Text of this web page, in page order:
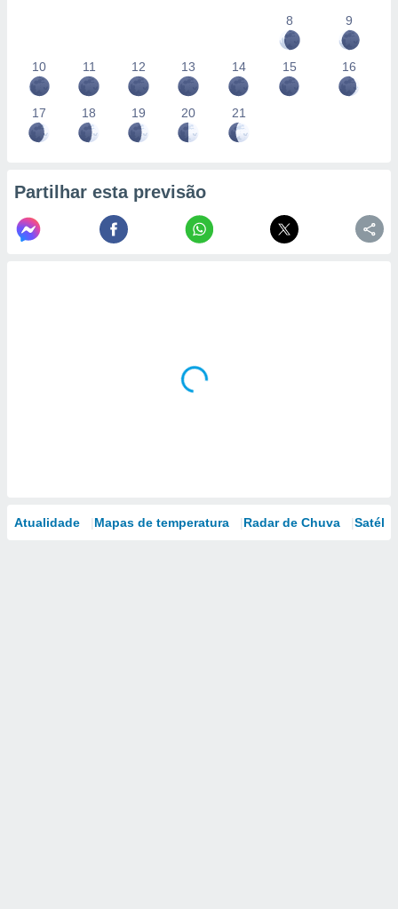
8
9
10 11 12 13 14 15 16
17 18 19 20 21
Partilhar esta previsão
Atualidade Mapas de temperatura Radar de Chuva